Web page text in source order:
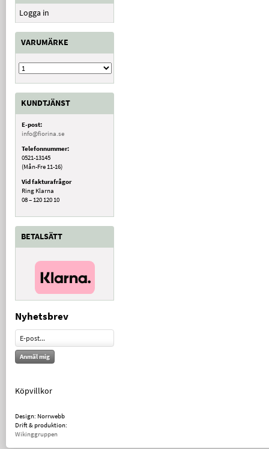
Logga in
VARUMÄRKE
KUNDTJÄNST
E-post:
info@fiorina.se
Telefonnummer:
0521-13145
(Mån-Fre 11-16)
Vid fakturafrågor
Ring Klarna
08 – 120 120 10
BETALSÄTT
Nyhetsbrev
Anmäl mig
Köpvillkor
Design: Norrwebb
Drift & produktion:
Wikinggruppen